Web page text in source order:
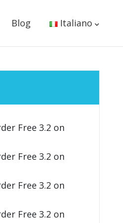
Blog Italiano
Free 3.2 on
Free 3.2 on
Free 3.2 on
Free 3.2 on